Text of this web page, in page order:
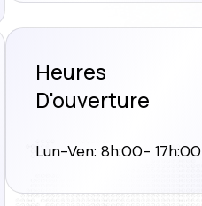
Heures
D'ouverture
Lun-Ven: 8h:00- 17h:00